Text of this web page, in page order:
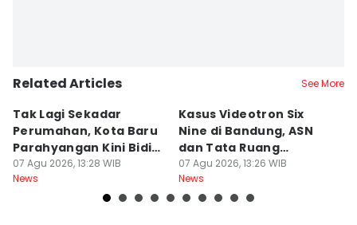
Related Articles See More
Tak Lagi Sekadar
Perumahan, Kota Baru
Parahyangan Kini Bidik
Wisatawan
07 Agu 2026, 13:28 WIB
News
Kasus Videotron Six
Nine di Bandung, ASN
dan Tata Ruang
Diperiksa
07 Agu 2026, 13:26 WIB
News